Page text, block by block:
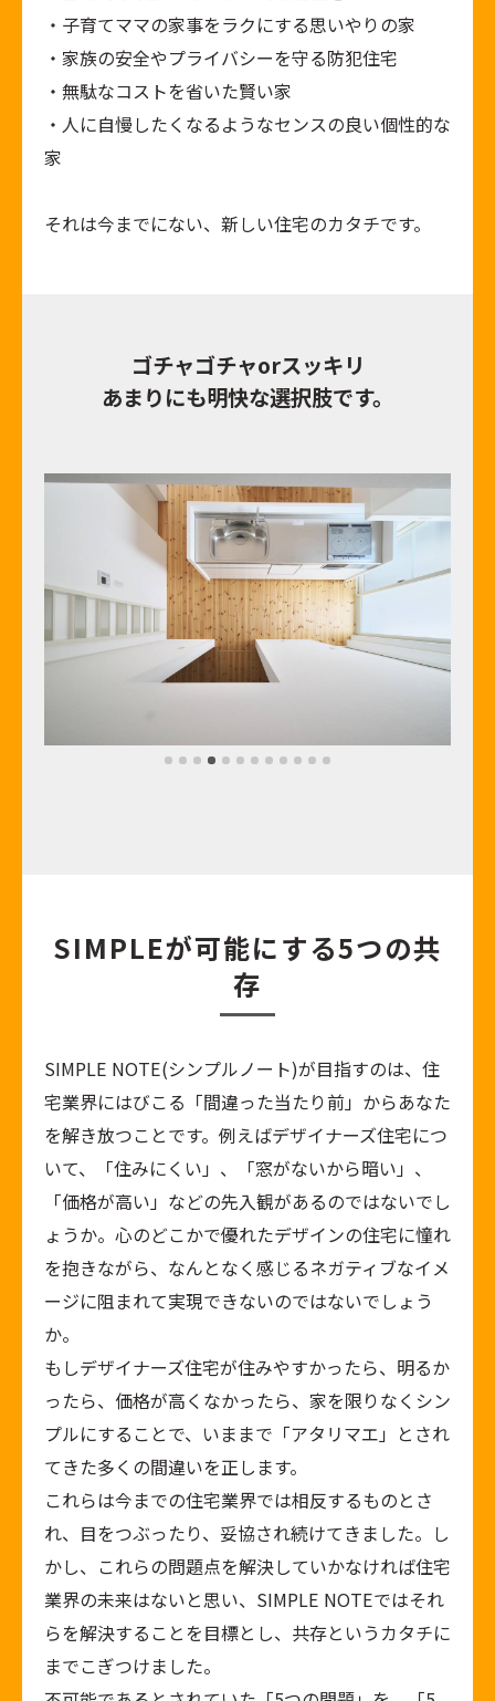
・子育てママの家事をラクにする思いやりの家
・家族の安全やプライバシーを守る防犯住宅
・無駄なコストを省いた賢い家
・人に自慢したくなるようなセンスの良い個性的な
家
それは今までにない、新しい住宅のカタチです。
ゴチャゴチャorスッキリ
あまりにも明快な選択肢です。
SIMPLEが可能にする5つの共
存
SIMPLE NOTE(シンプルノート)が目指すのは、住
宅業界にはびこる「間違った当たり前」からあなた
を解き放つことです。例えばデザイナーズ住宅につ
いて、「住みにくい」、「窓がないから暗い」、
「価格が高い」などの先入観があるのではないでし
ょうか。心のどこかで優れたデザインの住宅に憧れ
を抱きながら、なんとなく感じるネガティブなイメ
ージに阻まれて実現できないのではないでしょう
か。
もしデザイナーズ住宅が住みやすかったら、明るか
ったら、価格が高くなかったら、家を限りなくシン
プルにすることで、いままで「アタリマエ」とされ
てきた多くの間違いを正します。
これらは今までの住宅業界では相反するものとさ
れ、目をつぶったり、妥協され続けてきました。し
かし、これらの問題点を解決していかなければ住宅
業界の未来はないと思い、SIMPLE NOTEではそれ
らを解決することを目標とし、共存というカタチに
までこぎつけました。